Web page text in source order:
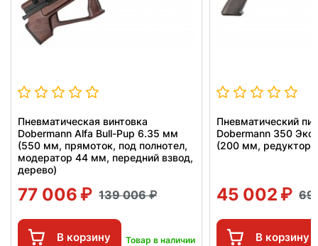
Пневматическая винтовка
Dobermann Alfa Bull-Pup 6.35 мм
(550 мм, прямоток, под полнотел,
модератор 44 мм, передний взвод,
дерево)
77 006 139 006
В корзину Товар в наличии
Пневматический
Dobermann 350
(200 мм, редуктор)
45 002 69
В корзину